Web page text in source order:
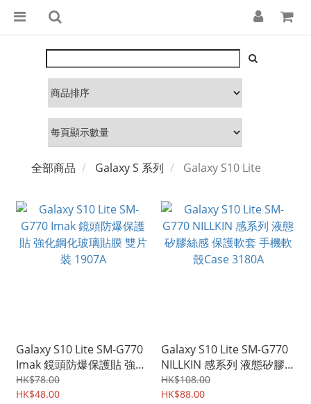
全部商品 Galaxy S 系列 Galaxy S10 Lite
Galaxy S10 Lite SM-G770
Imak 鏡頭防爆保護貼 強化
鋼化玻璃貼膜 雙片裝
1907A
HK$78.00
HK$48.00
Galaxy S10 Lite SM-G770
NILLKIN 感系列 液態矽膠
絲感 保護軟套 手機軟殼
Case 3180A
HK$108.00
HK$88.00